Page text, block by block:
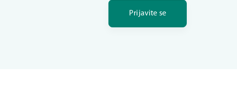
Prijavite se